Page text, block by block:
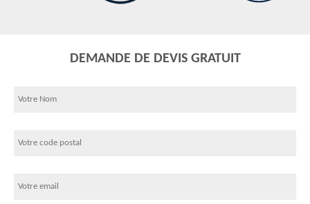
DEMANDE DE DEVIS GRATUIT